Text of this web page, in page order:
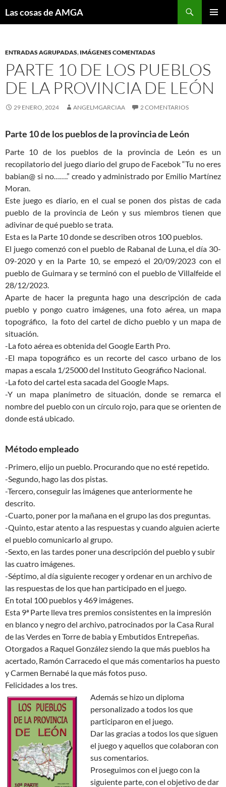
Las cosas de AMGA
ENTRADAS AGRUPADAS, IMÁGENES COMENTADAS
PARTE 10 DE LOS PUEBLOS
DE LA PROVINCIA DE LEÓN
29 ENERO, 2024 ANGELMGARCIAA 2 COMENTARIOS
Parte 10 de los pueblos de la provincia de León
Parte 10 de los pueblos de la provincia de León es un
recopilatorio del juego diario del grupo de Facebok “Tu no eres
babian@ si no…….” creado y administrado por Emilio Martínez
Moran.
Este juego es diario, en el cual se ponen dos pistas de cada
pueblo de la provincia de León y sus miembros tienen que
adivinar de qué pueblo se trata.
Esta es la Parte 10 donde se describen otros 100 pueblos.
El juego comenzó con el pueblo de Rabanal de Luna, el día 30-
09-2020 y en la Parte 10, se empezó el 20/09/2023 con el
pueblo de Guimara y se terminó con el pueblo de Villalfeide el
28/12/2023.
Aparte de hacer la pregunta hago una descripción de cada
pueblo y pongo cuatro imágenes, una foto aérea, un mapa
topográfico, la foto del cartel de dicho pueblo y un mapa de
situación.
-La foto aérea es obtenida del Google Earth Pro.
-El mapa topográfico es un recorte del casco urbano de los
mapas a escala 1/25000 del Instituto Geográfico Nacional.
-La foto del cartel esta sacada del Google Maps.
-Y un mapa planímetro de situación, donde se remarca el
nombre del pueblo con un círculo rojo, para que se orienten de
donde está ubicado.
Método empleado
-Primero, elijo un pueblo. Procurando que no esté repetido.
-Segundo, hago las dos pistas.
-Tercero, conseguir las imágenes que anteriormente he
descrito.
-Cuarto, poner por la mañana en el grupo las dos preguntas.
-Quinto, estar atento a las respuestas y cuando alguien acierte
el pueblo comunicarlo al grupo.
-Sexto, en las tardes poner una descripción del pueblo y subir
las cuatro imágenes.
-Séptimo, al día siguiente recoger y ordenar en un archivo de
las respuestas de los que han participado en el juego.
En total 100 pueblos y 469 imágenes.
Esta 9ª Parte lleva tres premios consistentes en la impresión
en blanco y negro del archivo, patrocinados por la Casa Rural
de las Verdes en Torre de babia y Embutidos Entrepeñas.
Otorgados a Raquel González siendo la que más pueblos ha
acertado, Ramón Carracedo el que más comentarios ha puesto
y Carmen Bernabé la que más fotos puso.
Felicidades a los tres.
Además se hizo un diploma
personalizado a todos los que
participaron en el juego.
Dar las gracias a todos los que siguen
el juego y aquellos que colaboran con
sus comentarios.
Proseguimos con el juego con la
siguiente parte, con el objetivo de dar